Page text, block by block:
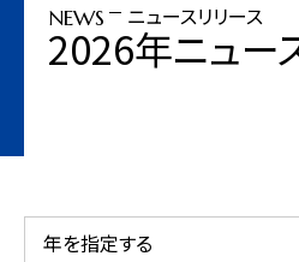
NEWS ニュースリリース
2026年ニュー
年を指定する